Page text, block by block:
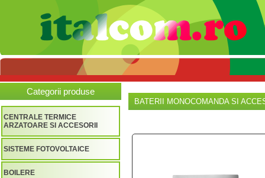
Categorii produse
CENTRALE TERMICE
ARZATOARE SI ACCESORII
SISTEME FOTOVOLTAICE
BOILERE
BATERII MONOCOMANDA SI